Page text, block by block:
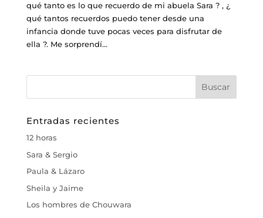
qué tanto es lo que recuerdo de mi abuela Sara ? , ¿
qué tantos recuerdos puedo tener desde una
infancia donde tuve pocas veces para disfrutar de
ella ?. Me sorprendí...
Entradas recientes
12 horas
Sara & Sergio
Paula & Lázaro
Sheila y Jaime
Los hombres de Chouwara